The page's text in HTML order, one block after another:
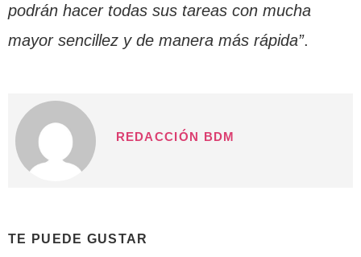
podrán hacer todas sus tareas con mucha
mayor sencillez y de manera más rápida”.
REDACCIÓN BDM
TE PUEDE GUSTAR